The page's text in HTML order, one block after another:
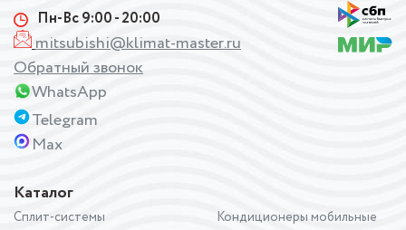
Каталог
Сплит-системы
Кондиционеры мобильные
Пн-Вс 9:00 - 20:00
mitsubishi@klimat-master.ru
Обратный звонок
WhatsApp
Telegram
Max